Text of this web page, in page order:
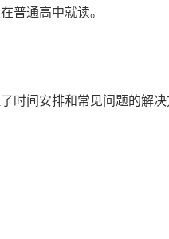
普通高中就读。
时间安排和常见问题的解决